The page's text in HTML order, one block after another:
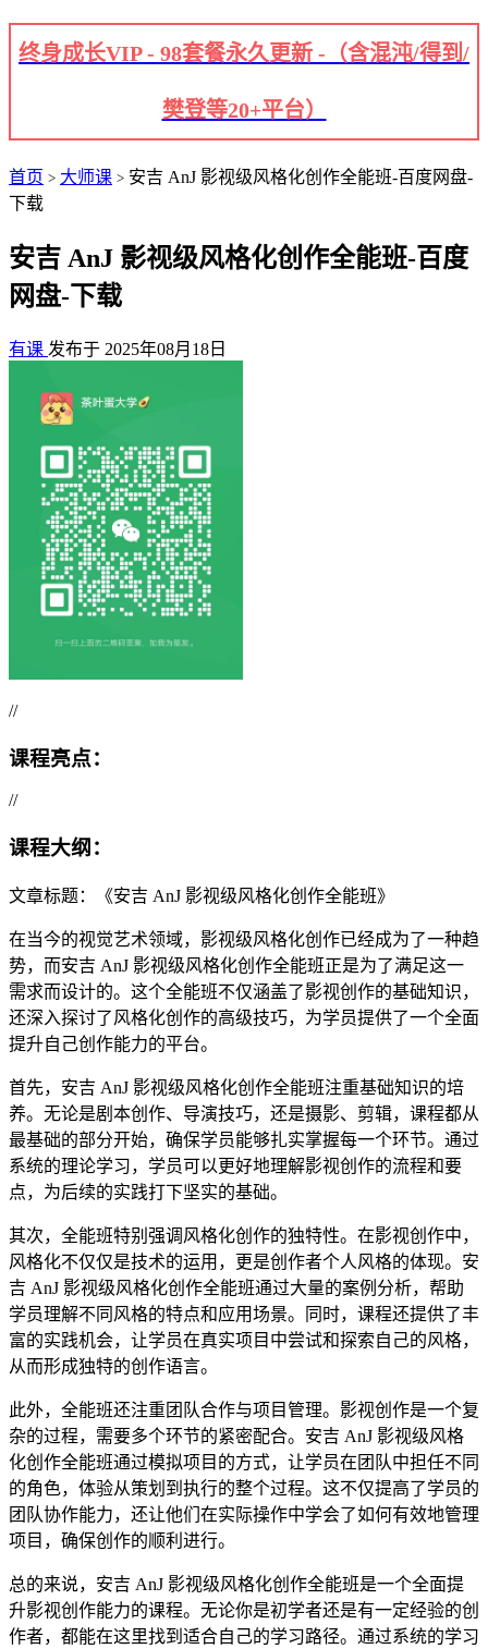
终身成长VIP - 98套餐永久更新 -（含混沌/得到/
樊登等20+平台）
首页 > 大师课 > 安吉 AnJ 影视级风格化创作全能班-百度网盘-
下载
安吉 AnJ 影视级风格化创作全能班-百度
网盘-下载
有课 发布于 2025年08月18日
//
课程亮点：
//
课程大纲：
文章标题：《安吉 AnJ 影视级风格化创作全能班》
在当今的视觉艺术领域，影视级风格化创作已经成为了一种趋
势，而安吉 AnJ 影视级风格化创作全能班正是为了满足这一
需求而设计的。这个全能班不仅涵盖了影视创作的基础知识，
还深入探讨了风格化创作的高级技巧，为学员提供了一个全面
提升自己创作能力的平台。
首先，安吉 AnJ 影视级风格化创作全能班注重基础知识的培
养。无论是剧本创作、导演技巧，还是摄影、剪辑，课程都从
最基础的部分开始，确保学员能够扎实掌握每一个环节。通过
系统的理论学习，学员可以更好地理解影视创作的流程和要
点，为后续的实践打下坚实的基础。
其次，全能班特别强调风格化创作的独特性。在影视创作中，
风格化不仅仅是技术的运用，更是创作者个人风格的体现。安
吉 AnJ 影视级风格化创作全能班通过大量的案例分析，帮助
学员理解不同风格的特点和应用场景。同时，课程还提供了丰
富的实践机会，让学员在真实项目中尝试和探索自己的风格，
从而形成独特的创作语言。
此外，全能班还注重团队合作与项目管理。影视创作是一个复
杂的过程，需要多个环节的紧密配合。安吉 AnJ 影视级风格
化创作全能班通过模拟项目的方式，让学员在团队中担任不同
的角色，体验从策划到执行的整个过程。这不仅提高了学员的
团队协作能力，还让他们在实际操作中学会了如何有效地管理
项目，确保创作的顺利进行。
总的来说，安吉 AnJ 影视级风格化创作全能班是一个全面提
升影视创作能力的课程。无论你是初学者还是有一定经验的创
作者，都能在这里找到适合自己的学习路径。通过系统的学习